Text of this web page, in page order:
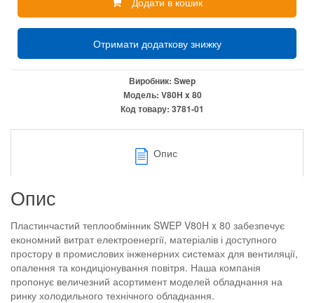
Отримати додаткову знижку
Виробник: Swep
Модель: V80H x 80
Код товару: 3781-01
Опис
Опис
Пластинчастий теплообмінник SWEP V80H x 80 забезпечує
економний витрат електроенергії, матеріалів і доступного
простору в промислових інженерних системах для вентиляції,
опалення та кондиціонування повітря. Наша компанія
пропонує величезний асортимент моделей обладнання на
ринку холодильного технічного обладнання.